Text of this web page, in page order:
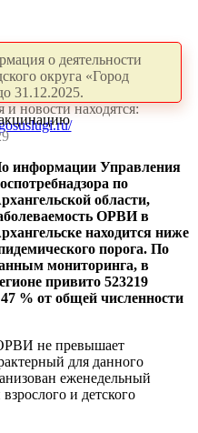
о деятельности
округа «Город
31.12.2025.
новости находятся:
информации Управления
по
области,
ОРВИ в
находится ниже
порога. По
мониторинга, в
привито 523219
% от общей численности
не превышает
для данного
еженедельный
и детского